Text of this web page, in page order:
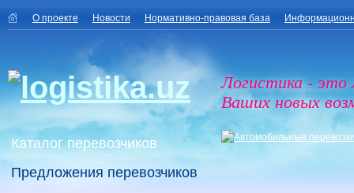
О проекте Новости Нормативно-правовая база
Логистика - это
Ваших новых
Каталог перевозчиков
Предложения перевозчиков